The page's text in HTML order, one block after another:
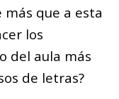
que a esta
los
del aula más
de letras?